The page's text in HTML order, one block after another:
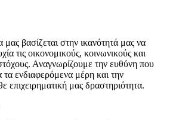
μας βασίζεται στην ικανότητά μας να
τις οικονομικούς, κοινωνικούς και
Αναγνωρίζουμε την ευθύνη που
ενδιαφερόμενα μέρη και την
μας δραστηριότητα.